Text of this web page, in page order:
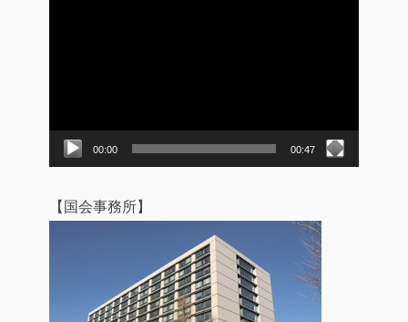
00:00 00:47
【国会事務所】